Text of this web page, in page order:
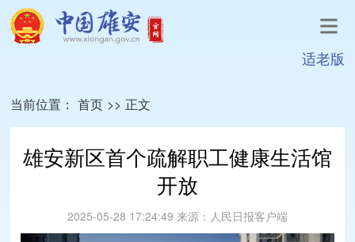
适老版
当前位置： 首页 >> 正文
雄安新区首个疏解职工健康生活馆
开放
2025-05-28 17:24:49 来源： 人民日报客户端